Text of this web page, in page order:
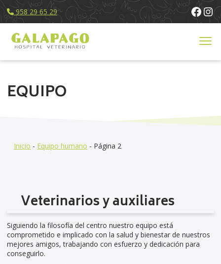
958 29 65 29
Equipo Humano
EQUIPO
Inicio - Equipo humano - Página 2
Veterinarios y auxiliares
Siguiendo la filosofía del centro nuestro equipo está
comprometido e implicado con la salud y bienestar de nuestros
mejores amigos, trabajando con esfuerzo y dedicación para
conseguirlo.